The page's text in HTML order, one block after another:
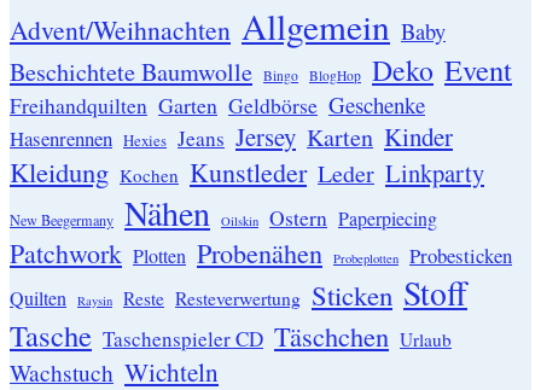
Advent/Weihnachten Allgemein Baby
Beschichtete Baumwolle Bingo BlogHop Deko Event
Freihandquilten Garten Geldbörse Geschenke
Hasenrennen Hexies Jeans Jersey Karten Kinder
Kleidung Kochen Kunstleder Leder Linkparty
New Beegermany Nähen Oilskin Ostern Paperpiecing
Patchwork Plotten Probenähen Probeplotten Probesticken
Quilten Raysin Reste Resteverwertung Sticken Stoff
Tasche Taschenspieler CD Täschchen Urlaub
Wachstuch Wichteln